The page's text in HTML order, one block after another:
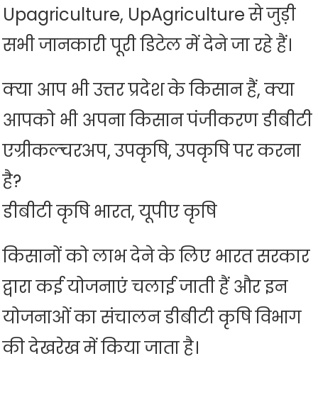
Upagriculture, UpAgriculture से जुड़ी
सभी जानकारी पूरी डिटेल में देने जा रहे हैं।
क्या आप भी उत्तर प्रदेश के किसान हैं, क्या
आपको भी अपना किसान पंजीकरण डीबीटी
एग्रीकल्चरअप, उपकृषि, उपकृषि पर करना
है?
डीबीटी कृषि भारत, यूपीए कृषि
किसानों को लाभ देने के लिए भारत सरकार
द्वारा कई योजनाएं चलाई जाती हैं और इन
योजनाओं का संचालन डीबीटी कृषि विभाग
की देखरेख में किया जाता है।